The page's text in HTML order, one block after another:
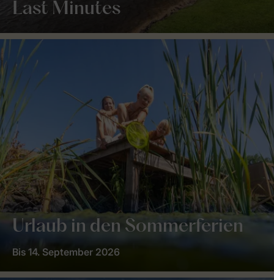
Last Minutes
Urlaub in den Sommerferien
Bis 14. September 2026